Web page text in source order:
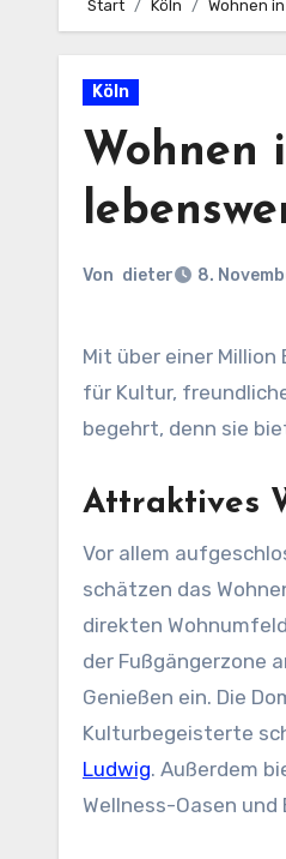
Start Köln Wohnen
Köln
Wohnen
Von dieter 8.
Mit über einer Million Einwohnern gehört Köln zu den größten Städten Deutschlands und ist weltweit bekannt
für Kultur,
begehrt, denn sie
Attraktives
Vor allem
schätzen das
direkten
der Fußgängerzone
Genießen ein. Die
Kulturbegeisterte
Ludwig. Außerdem
Wellness-Oasen und